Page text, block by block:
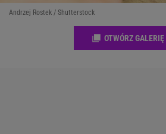
Andrzej Rostek / Shutterstock
OTWÓRZ GALERIĘ